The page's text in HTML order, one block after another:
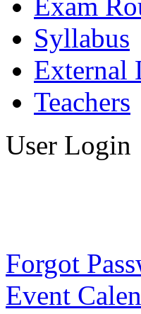
Syllabus
External
Teachers
User Login
Forgot
Event